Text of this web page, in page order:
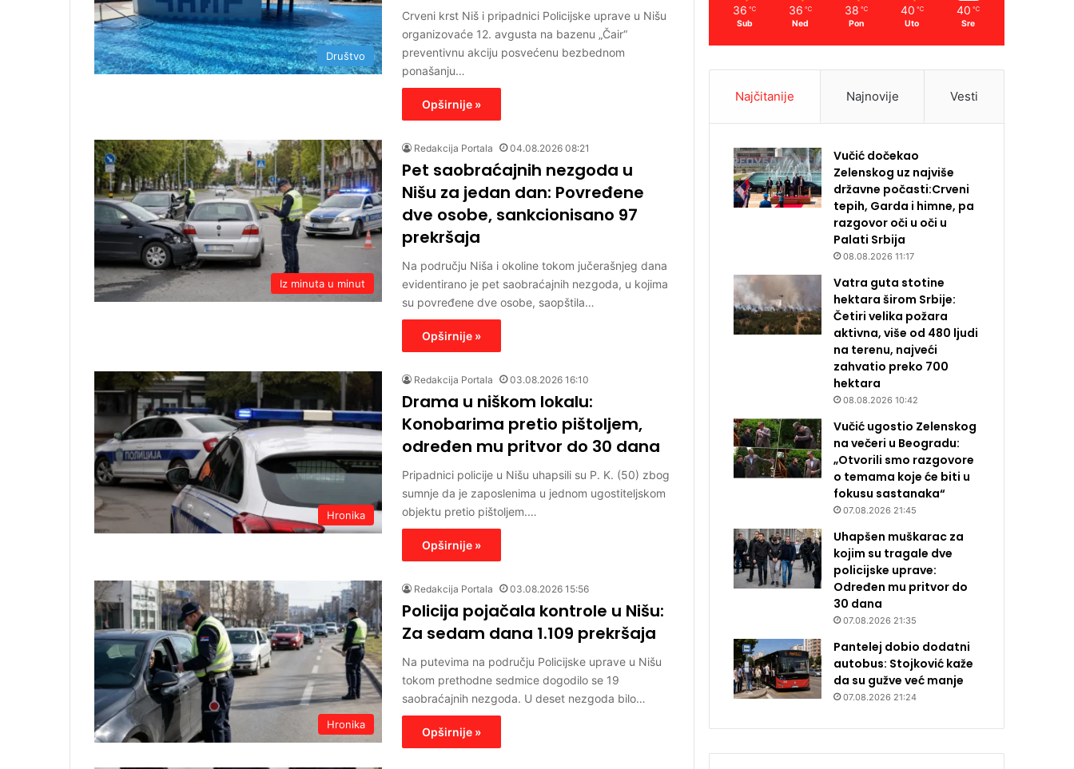
Društvo
Crveni krst Niš i pripadnici Policijske uprave u Nišu
organizovaće 12. avgusta na bazenu „Čair“
preventivnu akciju posvećenu bezbednom
ponašanju…
Opširnije »
Iz minuta u minut
Redakcija Portala 04.08.2026 08:21
Pet saobraćajnih nezgoda u
Nišu za jedan dan: Povređene
dve osobe, sankcionisano 97
prekršaja
Na području Niša i okoline tokom jučerašnjeg dana
evidentirano je pet saobraćajnih nezgoda, u kojima
su povređene dve osobe, saopštila…
Opširnije »
Hronika
Redakcija Portala 03.08.2026 16:10
Drama u niškom lokalu:
Konobarima pretio pištoljem,
određen mu pritvor do 30 dana
Pripadnici policije u Nišu uhapsili su P. K. (50) zbog
sumnje da je zaposlenima u jednom ugostiteljskom
objektu pretio pištoljem.…
Opširnije »
Hronika
Redakcija Portala 03.08.2026 15:56
Policija pojačala kontrole u Nišu:
Za sedam dana 1.109 prekršaja
Na putevima na području Policijske uprave u Nišu
tokom prethodne sedmice dogodilo se 19
saobraćajnih nezgoda. U deset nezgoda bilo…
Opširnije »
36 ℃
Sub
36 ℃
Ned
38 ℃
Pon
40 ℃
Uto
40 ℃
Sre
Najčitanije Najnovije Vesti
Vučić dočekao
Zelenskog uz najviše
državne počasti:Crveni
tepih, Garda i himne, pa
razgovor oči u oči u
Palati Srbija
08.08.2026 11:17
Vatra guta stotine
hektara širom Srbije:
Četiri velika požara
aktivna, više od 480 ljudi
na terenu, najveći
zahvatio preko 700
hektara
08.08.2026 10:42
Vučić ugostio Zelenskog
na večeri u Beogradu:
„Otvorili smo razgovore
o temama koje će biti u
fokusu sastanaka“
07.08.2026 21:45
Uhapšen muškarac za
kojim su tragale dve
policijske uprave:
Određen mu pritvor do
30 dana
07.08.2026 21:35
Pantelej dobio dodatni
autobus: Stojković kaže
da su gužve već manje
07.08.2026 21:24